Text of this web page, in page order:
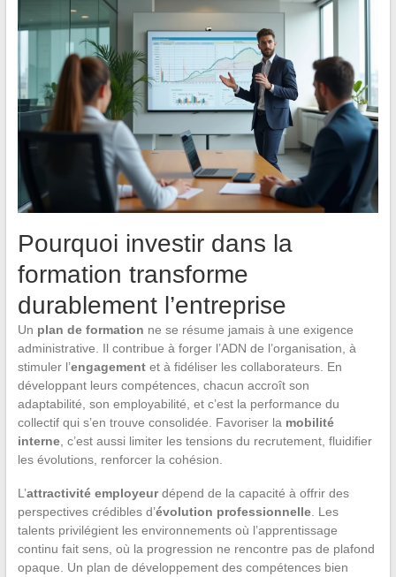
Pourquoi investir dans la
formation transforme
durablement l’entreprise
Un plan de formation ne se résume jamais à une exigence
administrative. Il contribue à forger l’ADN de l’organisation, à
stimuler l’engagementet à fidéliser les collaborateurs. En
développant leurs compétences, chacun accroît son
adaptabilité, son employabilité, et c’est la performance du
collectif qui s’en trouve consolidée. Favoriser la mobilité
interne, c’est aussi limiter les tensions du recrutement, fluidifier
les évolutions, renforcer la cohésion.
L’attractivité employeurdépend de la capacité à offrir des
perspectives crédibles d’évolution professionnelle. Les
talents privilégient les environnements où l’apprentissage
continu fait sens, où la progression ne rencontre pas de plafond
opaque. Un plan de développement des compétences bien